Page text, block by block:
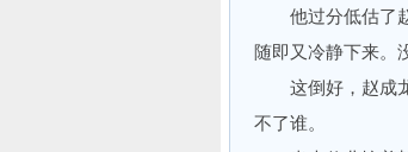
他过分低估了赵
随即又冷静下来。
这倒好，赵成龙
不了谁。